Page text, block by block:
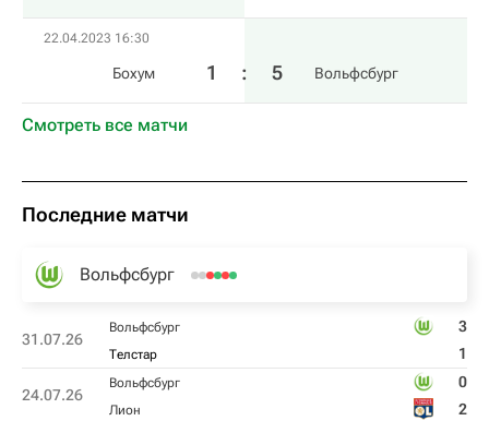
22.04.2023 16:30
Бохум 1 : 5 Вольфсбург
Смотреть все матчи
Последние матчи
Вольфсбург
31.07.26
Вольфсбург 3
Телстар 1
24.07.26
Вольфсбург 0
Лион 2